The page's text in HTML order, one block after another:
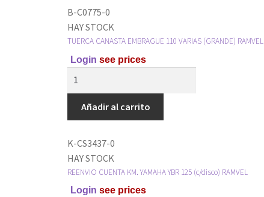
B-C0775-0
HAY STOCK
TUERCA CANASTA EMBRAGUE 110 VARIAS (GRANDE) RAMVEL
Login see prices
Añadir al carrito
K-CS3437-0
HAY STOCK
REENVIO CUENTA KM. YAMAHA YBR 125 (c/disco) RAMVEL
Login see prices